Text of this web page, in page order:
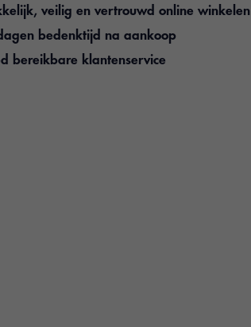
veilig en vertrouwd online winkelen
bedenktijd na aankoop
bereikbare klantenservice